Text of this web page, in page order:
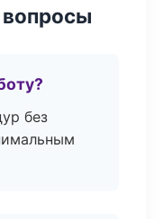
без